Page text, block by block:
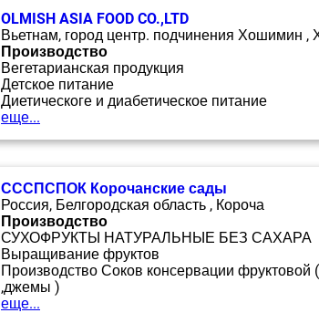
OLMISH ASIA FOOD CO.,LTD
Вьетнам, город центр. подчинения Хошимин ,
Производство
Вегетарианская продукция
Детское питание
Диетическоге и диабетическое питание
еще...
СССПСПОК Корочанские сады
Россия, Белгородская область , Короча
Производство
СУХОФРУКТЫ НАТУРАЛЬНЫЕ БЕЗ САХАРА
Выращивание фруктов
Производство Соков консервации фруктовой
,джемы )
еще...